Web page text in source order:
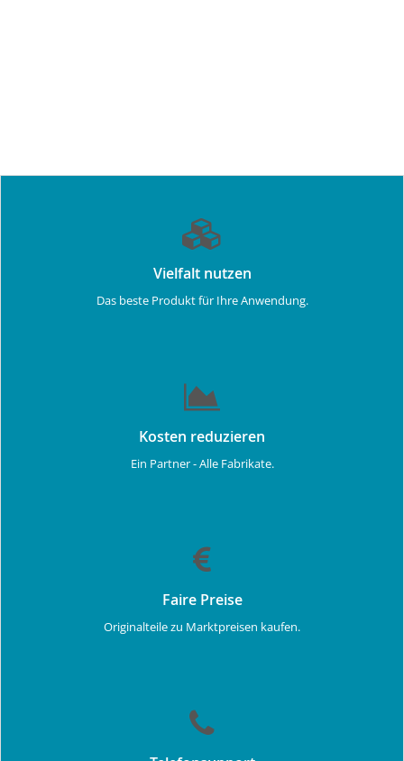
Vielfalt nutzen
Das beste Produkt für Ihre Anwendung.
Kosten reduzieren
Ein Partner - Alle Fabrikate.
Faire Preise
Originalteile zu Marktpreisen kaufen.